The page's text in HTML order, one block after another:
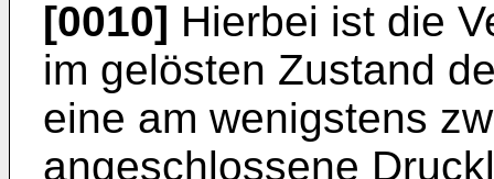
[0010] Hierbei ist die
im gelösten Zustand
eine am wenigstens
angeschlossene